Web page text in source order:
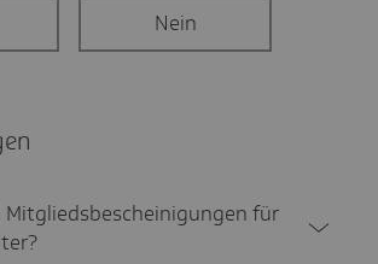
Nein
Mitglieds­be­schei­ni­gungen für